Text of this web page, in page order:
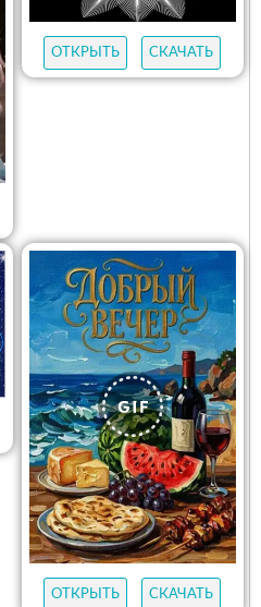
ОТКРЫТЬ СКАЧАТЬ
ОТКРЫТЬ СКАЧАТЬ